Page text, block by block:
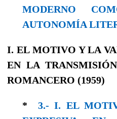
MODERNO
AUTONOMÍA
I. EL MOTIVO Y LA
EN LA
ROMANCERO (1959)
* 3.- I. EL